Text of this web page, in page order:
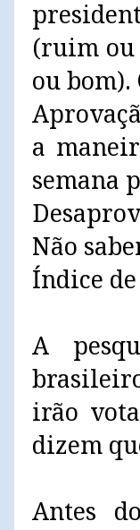
(ruim ou
ou bom).
a
semana
Não
Índice
A
irão
dizem
Antes